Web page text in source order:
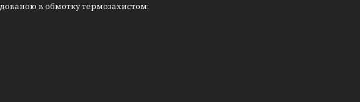
в обмотку термозахистом;